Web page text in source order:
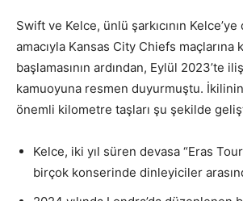
Swift ve Kelce, ünlü şarkıcının
amacıyla Kansas City Chiefs maçlarına
başlamasının ardından, Eylül 2023’te
kamuoyuna resmen duyurmuştu.
önemli kilometre taşları şu şekilde
Kelce, iki yıl süren devasa “Eras
birçok konserinde dinleyiciler